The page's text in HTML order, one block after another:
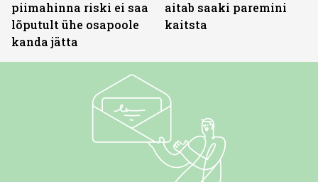
piimahinna riski ei saa
lõputult ühe osapoole
kanda jätta
aitab saaki paremini
kaitsta